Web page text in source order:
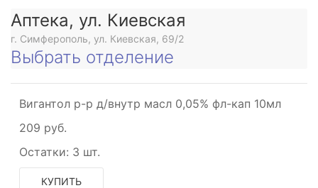
Аптека, ул. Киевская
г. Симферополь, ул. Киевская, 69/2
Выбрать отделение
Вигантол р-р д/внутр масл 0,05% фл-кап 10мл
209 руб.
Остатки: 3 шт.
КУПИТЬ